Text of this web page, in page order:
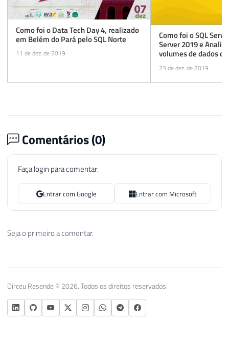
Como foi o Data Tech Day 4, realizado
em Belém do Pará pelo SQL Norte
11 de dez. de 2019
Como foi o SQL
Server 2019 e
volumes de dados
23 de dez. de 2019
Comentários (0)
Faça login para comentar:
Entrar com Google Entrar com Microsoft
Seja o primeiro a comentar.
Dirceu Resende © 2026. Todos os direitos reservados.